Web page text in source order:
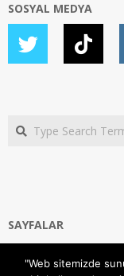
SOSYAL MEDYA
Search
SAYFALAR
Gizlilik ve Çerezler
"Web sitemizde